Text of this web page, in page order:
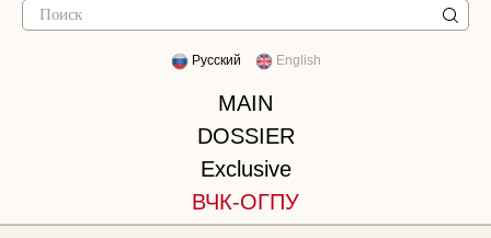
Русский English
MAIN
DOSSIER
Exclusive
ВЧК-ОГПУ